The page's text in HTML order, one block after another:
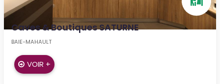
Caves & Boutiques SATURNE
BAIE-MAHAULT
VOIR +